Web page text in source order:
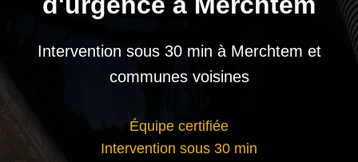
Intervention sous 30 min à Merchtem et
communes voisines
Équipe certifiée
Intervention sous 30 min